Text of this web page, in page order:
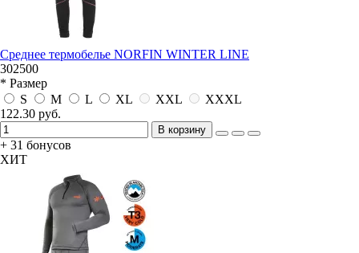
Среднее термобелье NORFIN WINTER LINE
302500
* Размер
S
M L XL XXL
XXXL
122.30 руб.
В корзину
+ 31 бонусов
ХИТ